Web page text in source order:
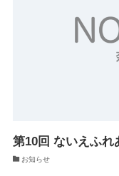
第10回 ないえふ
お知らせ